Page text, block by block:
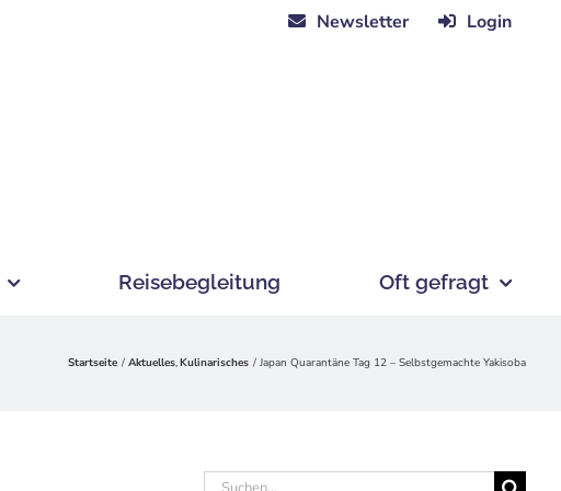
Newsletter Login
Reisebegleitung Oft gefragt
Startseite Aktuelles Kulinarisches Japan Quarantäne Tag 12 – Selbstgemachte Yakisoba
Suche